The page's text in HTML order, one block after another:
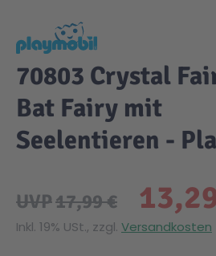
70803 Crystal
Bat Fairy mit
Seelentieren -
UVP17,99 €
Inkl. 19% USt., zzgl. Versandkosten